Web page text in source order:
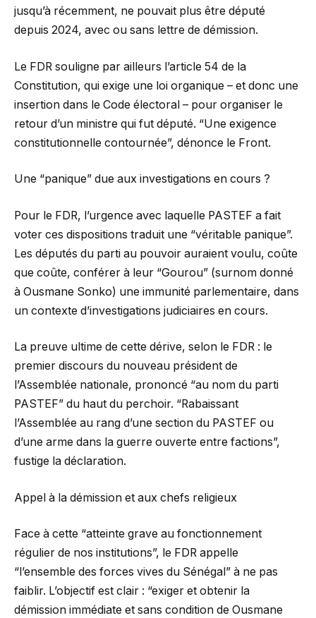
jusqu’à récemment, ne pouvait plus être député
depuis 2024, avec ou sans lettre de démission.
Le FDR souligne par ailleurs l’article 54 de la
Constitution, qui exige une loi organique – et donc une
insertion dans le Code électoral – pour organiser le
retour d’un ministre qui fut député. “Une exigence
constitutionnelle contournée”, dénonce le Front.
Une “panique” due aux investigations en cours ?
Pour le FDR, l’urgence avec laquelle PASTEF a fait
voter ces dispositions traduit une “véritable panique”.
Les députés du parti au pouvoir auraient voulu, coûte
que coûte, conférer à leur “Gourou” (surnom donné
à Ousmane Sonko) une immunité parlementaire, dans
un contexte d’investigations judiciaires en cours.
La preuve ultime de cette dérive, selon le FDR : le
premier discours du nouveau président de
l’Assemblée nationale, prononcé “au nom du parti
PASTEF” du haut du perchoir. “Rabaissant
l’Assemblée au rang d’une section du PASTEF ou
d’une arme dans la guerre ouverte entre factions”,
fustige la déclaration.
Appel à la démission et aux chefs religieux
Face à cette “atteinte grave au fonctionnement
régulier de nos institutions”, le FDR appelle
“l’ensemble des forces vives du Sénégal” à ne pas
faiblir. L’objectif est clair : “exiger et obtenir la
démission immédiate et sans condition de Ousmane